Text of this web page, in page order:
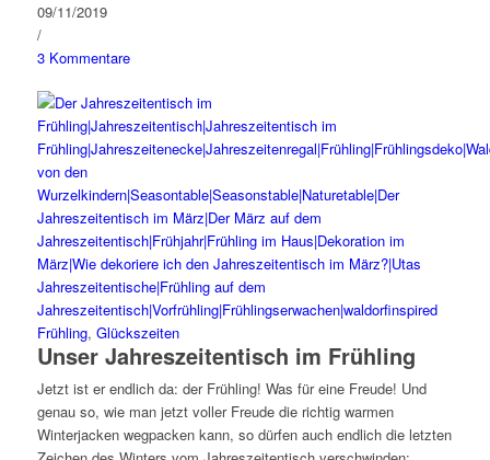
09/11/2019
/
3 Kommentare
Frühling, Glückszeiten
Unser Jahreszeitentisch im Frühling
Jetzt ist er endlich da: der Frühling! Was für eine Freude! Und
genau so, wie man jetzt voller Freude die richtig warmen
Winterjacken wegpacken kann, so dürfen auch endlich die letzten